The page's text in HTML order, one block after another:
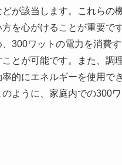
が該当します。これらの
を心がけることが重要で
300ワットの電力を消費
とが可能です。また、調
的にエネルギーを使用で
ように、家庭内での300